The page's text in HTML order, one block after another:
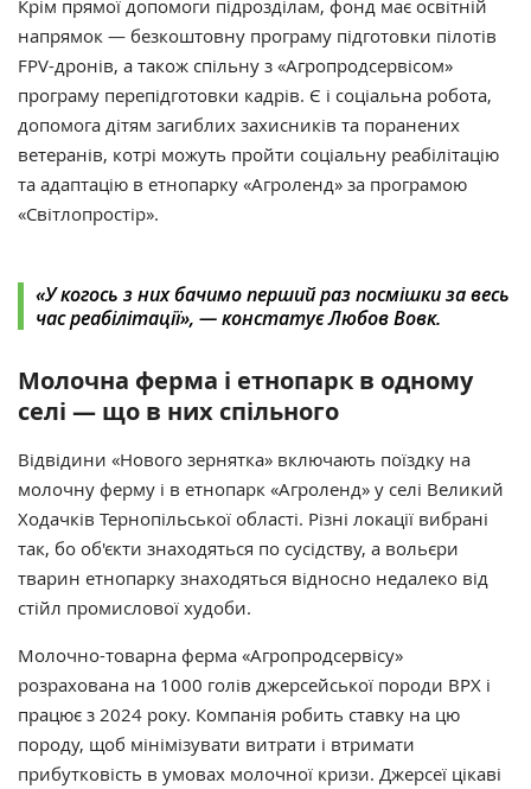
Крім прямої допомоги підрозділам, фонд має освітній
напрямок — безкоштовну програму підготовки пілотів
FPV-дронів, а також спільну з «Агропродсервісом»
програму перепідготовки кадрів. Є і соціальна робота,
допомога дітям загиблих захисників та поранених
ветеранів, котрі можуть пройти соціальну реабілітацію
та адаптацію в етнопарку «Агроленд» за програмою
«Світлопростір».
«У когось з них бачимо перший раз посмішки за весь
час реабілітації», — констатує Любов Вовк.
Молочна ферма і етнопарк в одному
селі — що в них спільного
Відвідини «Нового зернятка» включають поїздку на
молочну ферму і в етнопарк «Агроленд» у селі Великий
Ходачків Тернопільської області. Різні локації вибрані
так, бо об'єкти знаходяться по сусідству, а вольєри
тварин етнопарку знаходяться відносно недалеко від
стійл промислової худоби.
Молочно-товарна ферма «Агропродсервісу»
розрахована на 1000 голів джерсейської породи ВРХ і
працює з 2024 року. Компанія робить ставку на цю
породу, щоб мінімізувати витрати і втримати
прибутковість в умовах молочної кризи. Джерсеї цікаві